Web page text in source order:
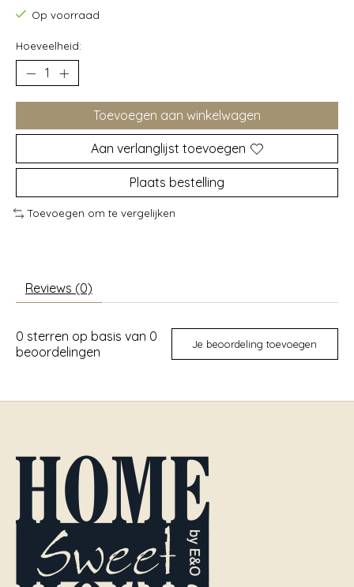
Op voorraad
Hoeveelheid:
Toevoegen aan winkelwagen
Aan verlanglijst toevoegen
Plaats bestelling
Toevoegen om te vergelijken
Reviews (0)
0 sterren op basis van 0
beoordelingen
Je beoordeling toevoegen